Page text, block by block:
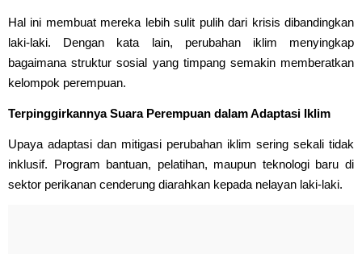
Hal ini membuat mereka lebih sulit pulih dari krisis dibandingkan
laki-laki. Dengan kata lain, perubahan iklim menyingkap
bagaimana struktur sosial yang timpang semakin memberatkan
kelompok perempuan.
Terpinggirkannya Suara Perempuan dalam Adaptasi Iklim
Upaya adaptasi dan mitigasi perubahan iklim sering sekali tidak
inklusif. Program bantuan, pelatihan, maupun teknologi baru di
sektor perikanan cenderung diarahkan kepada nelayan laki-laki.